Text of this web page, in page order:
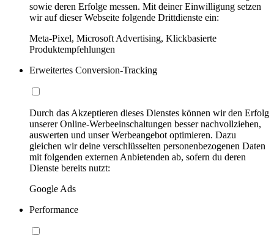
sowie deren Erfolge messen. Mit deiner Einwilligung setzen
wir auf dieser Webseite folgende Drittdienste ein:
Meta-Pixel, Microsoft Advertising, Klickbasierte
Produktempfehlungen
Erweitertes Conversion-Tracking
Durch das Akzeptieren dieses Dienstes können wir den Erfolg
unserer Online-Werbeeinschaltungen besser nachvollziehen,
auswerten und unser Werbeangebot optimieren. Dazu
gleichen wir deine verschlüsselten personenbezogenen Daten
mit folgenden externen Anbietenden ab, sofern du deren
Dienste bereits nutzt:
Google Ads
Performance